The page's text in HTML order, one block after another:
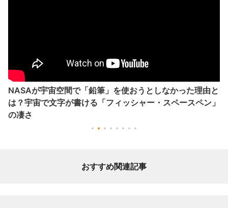
NASAが宇宙空間で「鉛筆」を使おうとしなかった理由と
は？宇宙で文字が書ける「フィッシャー・スペースペン」
の凄さ
おすすめ関連記事